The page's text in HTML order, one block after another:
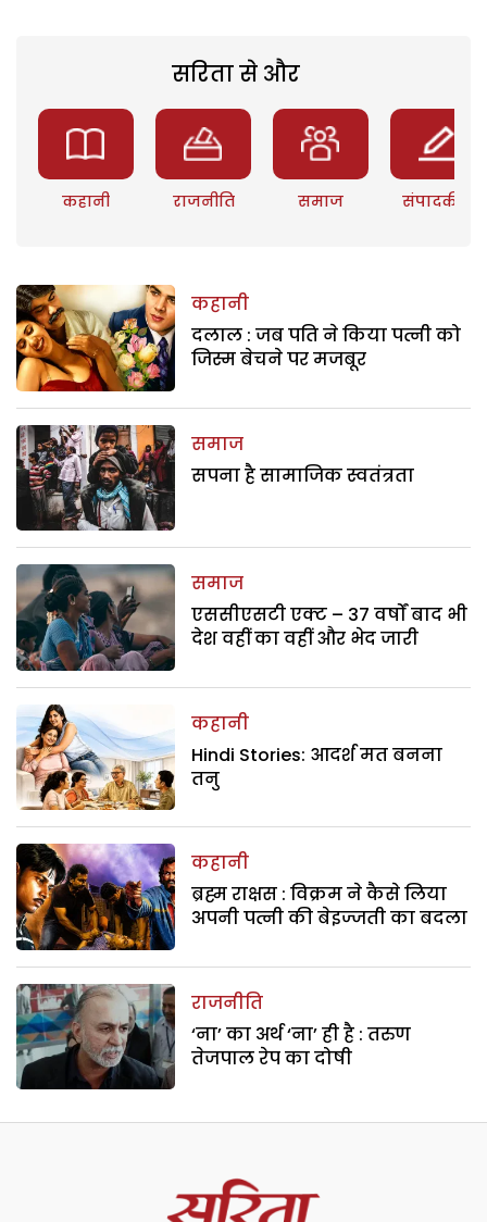
सरिता से और
कहानी राजनीति समाज संपादकीय
कहानी
दलाल : जब पति ने किया पत्नी को
जिस्म बेचने पर मजबूर
समाज
सपना है सामाजिक स्वतंत्रता
समाज
एससीएसटी एक्ट – 37 वर्षों बाद भी
देश वहीं का वहीं और भेद जारी
कहानी
Hindi Stories: आदर्श मत बनना
तनु
कहानी
ब्रह्म राक्षस : विक्रम ने कैसे लिया
अपनी पत्नी की बेइज्जती का बदला
राजनीति
‘ना’ का अर्थ ‘ना’ ही है : तरुण
तेजपाल रेप का दोषी